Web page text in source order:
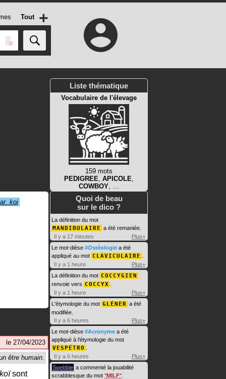
Tout +
koi
le 27/04/2023
koïsont
Liste thématique
Vocabulaire de l'élevage
159 mots
PEDIGREE, APICOLE,
COWBOY, …
Quoi de beau
sur le dico ?
La définition du mot
MANDIBULAIRE a été remaniée.
Il y a 17 minutes
Plus+
Le mot-dièse #Ostéologie a été
appliqué au mot CLAVICULAIRE
Il y a 1 heure
Plus+
La définition du mot COCCYGIEN
renvoie vers COCCYX
Il y a 1 heure
Plus+
L'étymologie du mot GLÉNER a été
modifiée.
Il y a 6 heures
Plus+
Le mot-dièse #Acronyme a été
appliqué à l'étymologie du mot
VESPÉTRO
Il y a 6 heures
Plus+
Swebble a commenté la jouabilité
scrabblesque du mot MILF